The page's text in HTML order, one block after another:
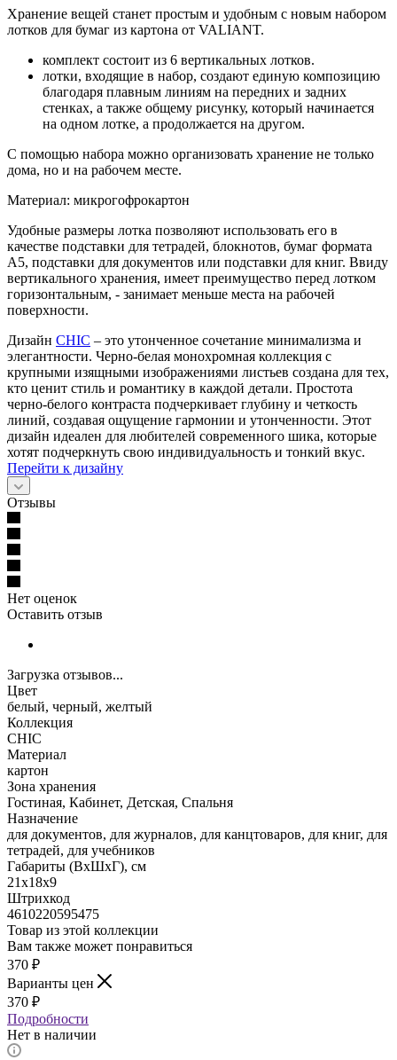
Хранение вещей станет простым и удобным с новым набором
лотков для бумаг из картона от VALIANT.
комплект состоит из 6 вертикальных лотков.
лотки, входящие в набор, создают единую композицию
благодаря плавным линиям на передних и задних
стенках, а также общему рисунку, который начинается
на одном лотке, а продолжается на другом.
С помощью набора можно организовать хранение не только
дома, но и на рабочем месте.
Материал: микрогофрокартон
Удобные размеры лотка позволяют использовать его в
качестве подставки для тетрадей, блокнотов, бумаг формата
А5, подставки для документов или подставки для книг. Ввиду
вертикального хранения, имеет преимущество перед лотком
горизонтальным, - занимает меньше места на рабочей
поверхности.
Дизайн CHIC – это утонченное сочетание минимализма и
элегантности. Черно-белая монохромная коллекция с
крупными изящными изображениями листьев создана для тех,
кто ценит стиль и романтику в каждой детали. Простота
черно-белого контраста подчеркивает глубину и четкость
линий, создавая ощущение гармонии и утонченности. Этот
дизайн идеален для любителей современного шика, которые
хотят подчеркнуть свою индивидуальность и тонкий вкус.
Перейти к дизайну
Отзывы
Нет оценок
Оставить отзыв
Загрузка отзывов...
Цвет
белый, черный, желтый
Коллекция
CHIC
Материал
картон
Зона хранения
Гостиная, Кабинет, Детская, Спальня
Назначение
для документов, для журналов, для канцтоваров, для книг, для
тетрадей, для учебников
Габариты (ВхШхГ), см
21х18х9
Штрихкод
4610220595475
Товар из этой коллекции
Вам также может понравиться
370 ₽
Варианты цен
370 ₽
Подробности
Нет в наличии